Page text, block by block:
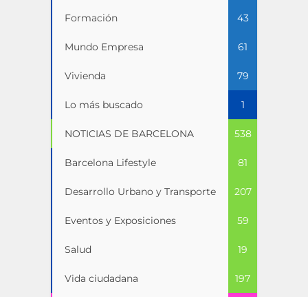
Formación 43
Mundo Empresa 61
Vivienda 79
Lo más buscado 1
NOTICIAS DE BARCELONA 538
Barcelona Lifestyle 81
Desarrollo Urbano y Transporte 207
Eventos y Exposiciones 59
Salud 19
Vida ciudadana 197